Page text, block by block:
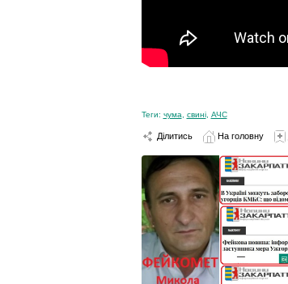
Теги: чума свині, АЧС
Ділитись На головну